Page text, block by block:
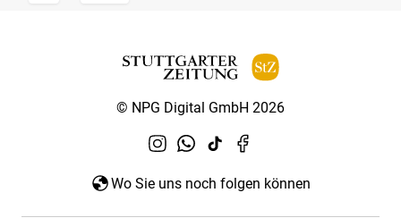
© NPG Digital GmbH 2026
Wo Sie uns noch folgen können